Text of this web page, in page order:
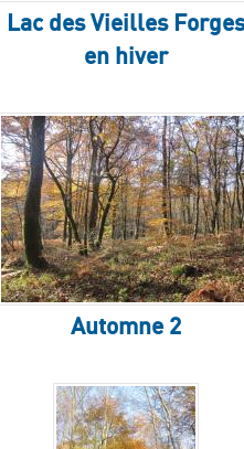
Lac des Vieilles Forges
en hiver
Automne 2